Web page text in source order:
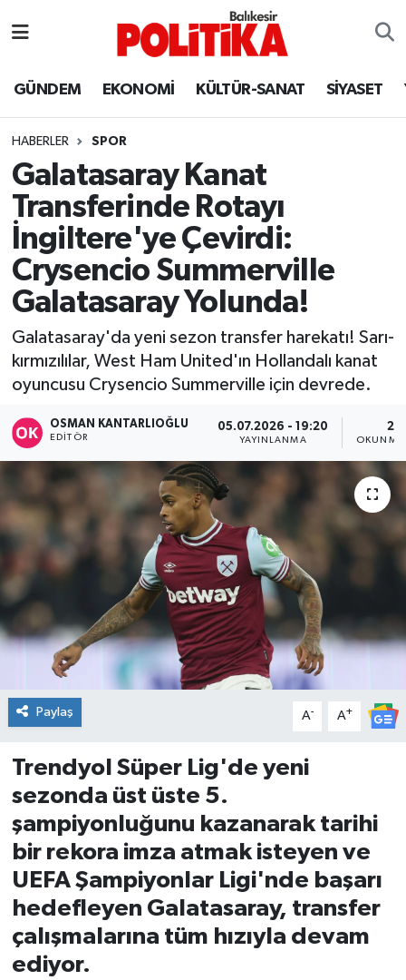
GÜNDEM EKONOMİ KÜLTÜR-SANAT SİYASET
HABERLER SPOR
Galatasaray Kanat
Transferinde Rotayı
İngiltere'ye Çevirdi:
Crysencio Summerville
Galatasaray Yolunda!
Galatasaray'da yeni sezon transfer harekatı! Sarı-
kırmızılılar, West Ham United'ın Hollandalı kanat
oyuncusu Crysencio Summerville için devrede.
OSMAN KANTARLIOĞLU
EDITÖR
05.07.2026 - 19:20
YAYINLANMA
2
OKUNMA
Paylaş A- A+
Trendyol Süper Lig'de yeni
sezonda üst üste 5.
şampiyonluğunu kazanarak tarihi
bir rekora imza atmak isteyen ve
UEFA Şampiyonlar Ligi'nde başarı
hedefleyen Galatasaray, transfer
çalışmalarına tüm hızıyla devam
ediyor.
Ayvalık
Balya
Bandırma
Bigadiç
BİYOGRAFİLER
Burhaniye
ÇEVRE
DÜNYA
Dursunbey
Edremit
EĞİTİM
EKONOMİ
Erdek
Gömeç
Gönen
İvrindi
KENT GÜNDEMİ
Kepsut
Balıkesir Hava Durumu
Balıkesir Namaz Vakitleri
Balıkesir Trafik Yoğunluk Haritası
Süper Lig Puan Durumu ve Fikstür
Tüm Manşetler
Son Dakika Haberleri
Haber Arşivi